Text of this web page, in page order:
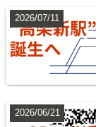
2026/07/11
2026/06/21